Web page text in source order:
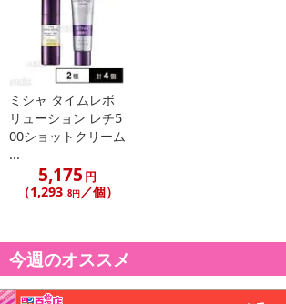
【アピュー テトラソーム CICA化粧水】
ミシャ タイムレボ
リューション レチ5
00ショットクリーム
...
5,175 円
（1,293.8円／個）
今週のオススメ